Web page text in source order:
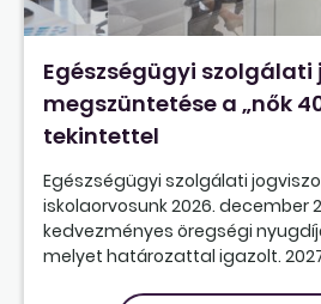
Egészségügyi szolgálati
megszüntetése a „nők
tekintettel
Egészségügyi szolgálati
iskolaorvosunk 2026. december
kedvezményes öregségi
melyet határozattal igazolt.